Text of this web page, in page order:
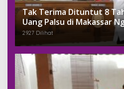
Tak Terima Dituntut 8
Uang Palsu di Makassar
Jaksa Dengan Miliaran
2927 Dilihat